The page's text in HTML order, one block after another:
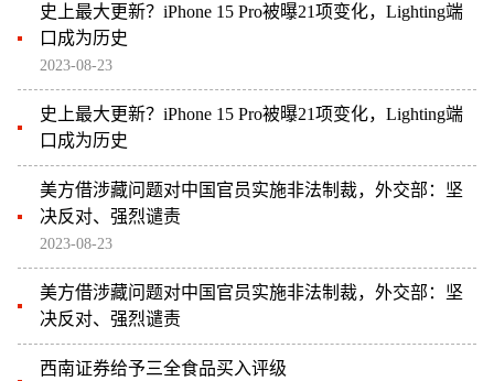
史上最大更新？iPhone 15 Pro被曝21项变化，Lighting端
口成为历史
2023-08-23
史上最大更新？iPhone 15 Pro被曝21项变化，Lighting端
口成为历史
美方借涉藏问题对中国官员实施非法制裁，外交部：坚
决反对、强烈谴责
2023-08-23
美方借涉藏问题对中国官员实施非法制裁，外交部：坚
决反对、强烈谴责
西南证券给予三全食品买入评级